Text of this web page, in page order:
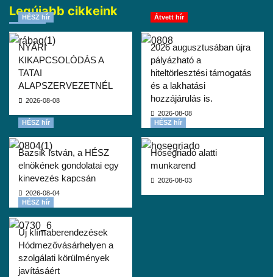
Legújabb cikkeink
HÉSZ hír
NYÁRI
KIKAPCSOLÓDÁS A
TATAI
ALAPSZERVEZETNÉL
2026-08-08
Átvett hír
2026 augusztusában újra
pályázható a
hiteltörlesztési támogatás
és a lakhatási
hozzájárulás is.
2026-08-08
HÉSZ hír
Bazsik István, a HÉSZ
elnökének gondolatai egy
kinevezés kapcsán
2026-08-04
HÉSZ hír
Hőségriadó alatti
munkarend
2026-08-03
HÉSZ hír
Új klímaberendezések
Hódmezővásárhelyen a
szolgálati körülmények
javításáért